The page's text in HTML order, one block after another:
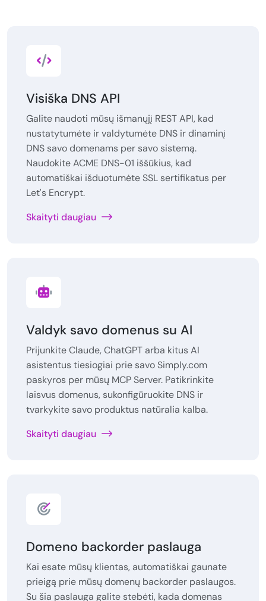
Visiška DNS API
Galite naudoti mūsų išmanųjį REST API, kad
nustatytumėte ir valdytumėte DNS ir dinaminį
DNS savo domenams per savo sistemą.
Naudokite ACME DNS-01 iššūkius, kad
automatiškai išduotumėte SSL sertifikatus per
Let's Encrypt.
Skaityti daugiau
Valdyk savo domenus su AI
Prijunkite Claude, ChatGPT arba kitus AI
asistentus tiesiogiai prie savo Simply.com
paskyros per mūsų MCP Server. Patikrinkite
laisvus domenus, sukonfigūruokite DNS ir
tvarkykite savo produktus natūralia kalba.
Skaityti daugiau
Domeno backorder paslauga
Kai esate mūsų klientas, automatiškai gaunate
prieigą prie mūsų domenų backorder paslaugos.
Su šia paslauga galite stebėti, kada domenas